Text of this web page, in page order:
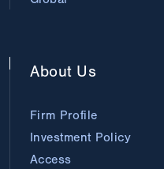
About Us
Firm Profile
Investment Policy
Access